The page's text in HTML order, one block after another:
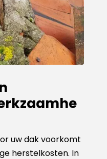
uw dak voorkomt
herstelkosten. In